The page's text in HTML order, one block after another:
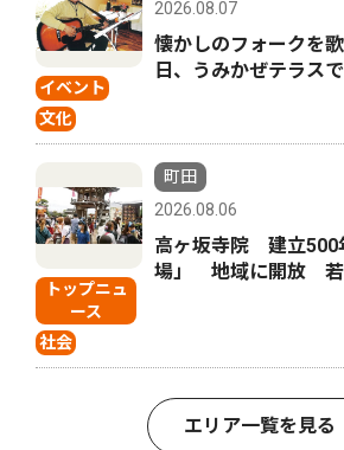
イベント
文化
2026.08.07
懐かしのフォークを
日、うみかぜテラスで
トップニュ
ース
社会
町田
2026.08.06
高ヶ坂寺院 建立500
場」 地域に開放 若
エリア一覧を見る